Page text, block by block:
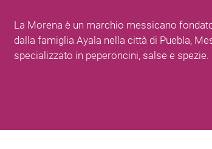
La Morena è un marchio messicano
dalla famiglia Ayala nella città di Puebla,
specializzato in peperoncini, salse e spezie.